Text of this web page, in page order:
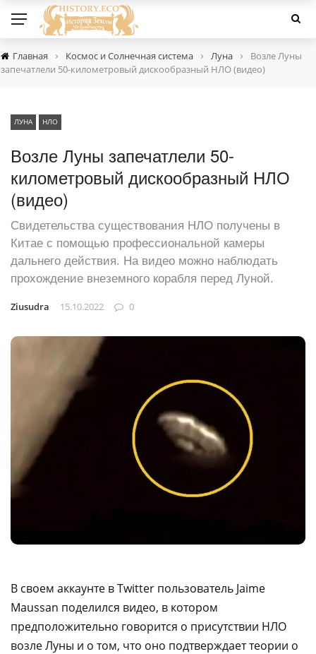
Главная › Космос и Солнечная система › Луна ›
Возле Луны
запечатлели 50-километровый дискообразный НЛО (видео)
ЛУНА НЛО
Возле Луны запечатлели 50-
километровый дискообразный НЛО
(видео)
Свидетельства существования НЛО получены в
Китае с помощью профессиональной камеры
дальнего действия. На видео можно наблюдать
прохождение внеземного корабля перед Луной.
Ziusudra 15.10.2022 0
В своем аккаунте в Twitter пользователь Jaime
Maussan поделился видео, в котором
предположительно говорится о присутствии НЛО
возле Луны и о том, что оно подтверждает теории о